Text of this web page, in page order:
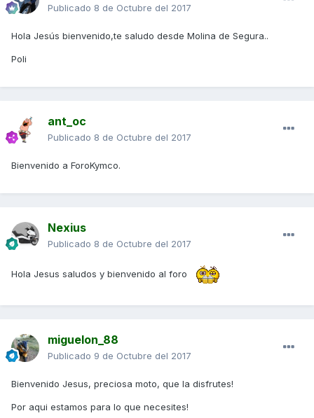
Publicado 8 de Octubre del 2017
Hola Jesús bienvenido,te saludo desde Molina de Segura..
Poli
ant_oc
Publicado 8 de Octubre del 2017
Bienvenido a ForoKymco.
Nexius
Publicado 8 de Octubre del 2017
Hola Jesus saludos y bienvenido al foro
miguelon_88
Publicado 9 de Octubre del 2017
Bienvenido Jesus, preciosa moto, que la disfrutes!
Por aqui estamos para lo que necesites!